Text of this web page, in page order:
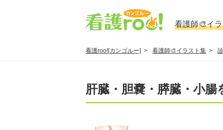
看護師🎨イ
看護roo![カンゴルー] 看護師🎨イラスト集
肝臓・胆嚢・膵臓・小